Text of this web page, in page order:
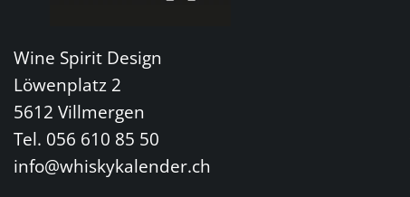
Wine Spirit Design
Löwenplatz 2
5612 Villmergen
Tel. 056 610 85 50
info@whiskykalender.ch